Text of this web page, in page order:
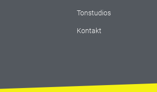
Tonstudios
Kontakt